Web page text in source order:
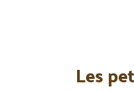
Les